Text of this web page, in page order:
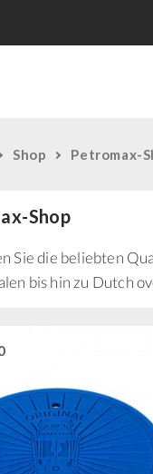
Shop Petromax-
Shop
Sie die beliebten
bis hin zu Dutch